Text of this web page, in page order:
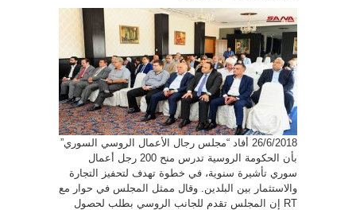
تدرس
رجل
أعمال
سوري
تسهيلات
سفر
مغلقة
26/6/2018 أفاد “مجلس رجال الأعمال الروسي السوري”
بأن الحكومة الروسية تدرس منح 200 رجل أعمال
سوري تأشيرة سنوية، في خطوة تهدف لتحفيز التجارة
والاستثمار بين البلدين. وقال ممثل المجلس في حوار مع
RT إن المجلس تقدم للجانب الروسي بطلب لحصول